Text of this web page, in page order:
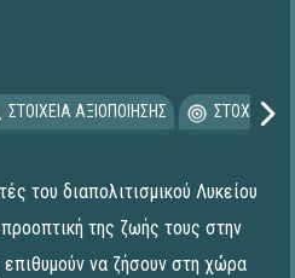
ΣΤΟΙΧΕΙΑ ΑΞΙΟΠΟΙΗΣΗΣ
του διαπολιτισμικού Λυκείου
προοπτική της ζωής τους στην
να ζήσουν στη χώρα